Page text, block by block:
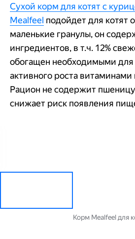
Сухой корм для котят с
Mealfeel подойдет для котят
маленькие гранулы, он
ингредиентов, в т.ч. 12%
обогащен необходимыми для
активного роста
Рацион не содержит пшеницу
снижает риск появления
Корм Mealfeel для